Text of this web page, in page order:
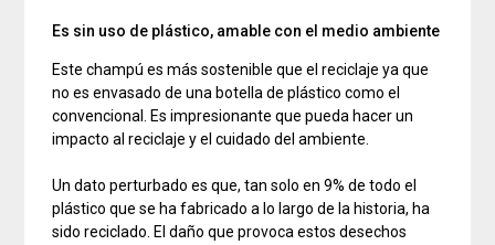
Es sin uso de plástico, amable con el medio ambiente
Este champú es más sostenible que el reciclaje ya que
no es envasado de una botella de plástico como el
convencional. Es impresionante que pueda hacer un
impacto al reciclaje y el cuidado del ambiente.
Un dato perturbado es que, tan solo en 9% de todo el
plástico que se ha fabricado a lo largo de la historia, ha
sido reciclado. El daño que provoca estos desechos